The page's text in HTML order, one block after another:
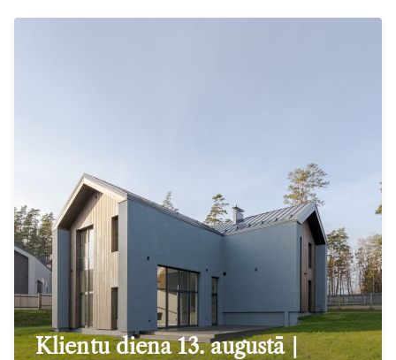
Klientu diena 13. augustā |